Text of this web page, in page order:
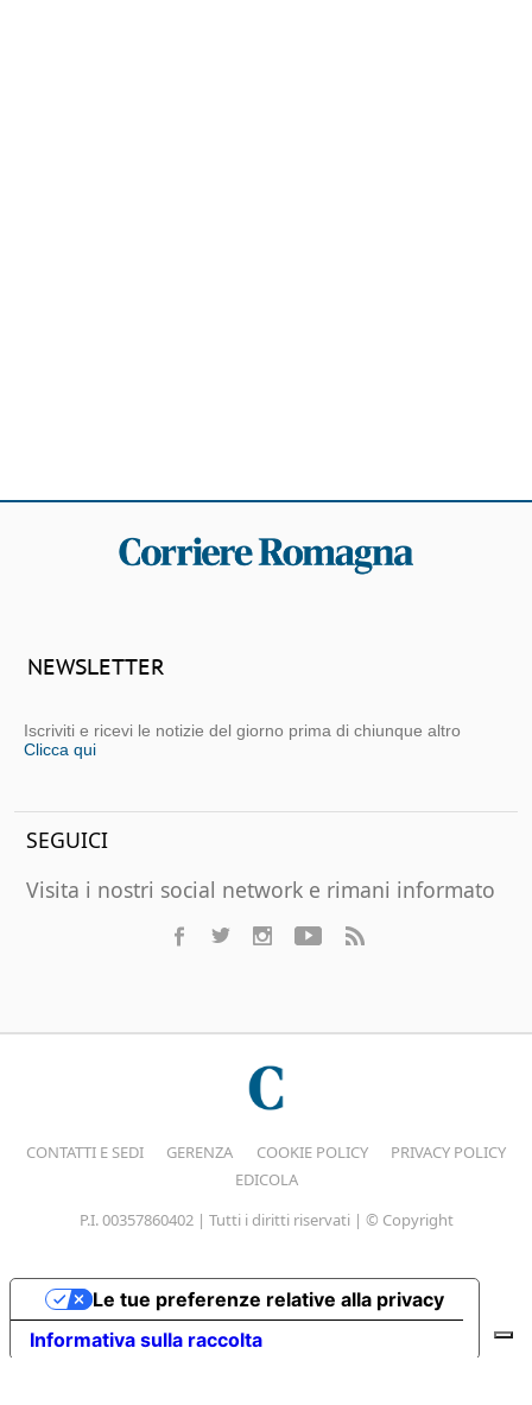
NEWSLETTER
Iscriviti e ricevi le notizie del giorno prima di chiunque altro
Clicca qui
SEGUICI
Visita i nostri social network e rimani informato
CONTATTI E SEDI GERENZA COOKIE POLICY
PRIVACY POLICY
EDICOLA
P.I. 00357860402 | Tutti i diritti riservati | © Copyright
Informativa sulla raccolta
Le tue preferenze relative alla privacy